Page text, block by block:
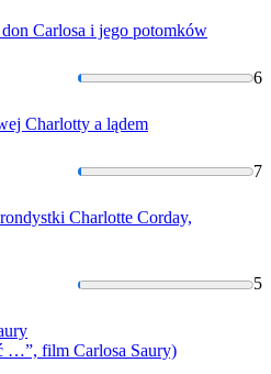
Carlosa i jego potomków
6
Charlotty a lądem
7
Charlotte Corday,
5
…”, film Carlosa Saury)